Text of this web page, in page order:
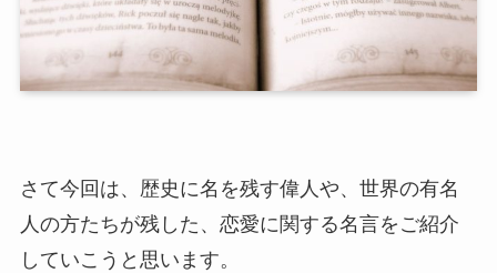
さて今回は、歴史に名を残す偉人や、世界の有名
人の方たちが残した、恋愛に関する名言をご紹介
していこうと思います。